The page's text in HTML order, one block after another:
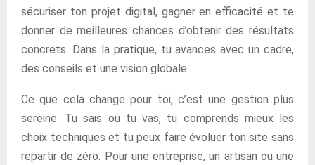
sécuriser ton projet digital, gagner en efficacité et te
donner de meilleures chances d’obtenir des résultats
concrets. Dans la pratique, tu avances avec un cadre,
des conseils et une vision globale.
Ce que cela change pour toi, c’est une gestion plus
sereine. Tu sais où tu vas, tu comprends mieux les
choix techniques et tu peux faire évoluer ton site sans
repartir de zéro. Pour une entreprise, un artisan ou une